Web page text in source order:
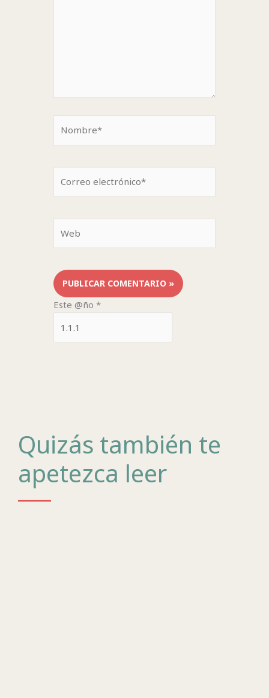
electrónico*
Este @ño *
Quizás también te
apetezca leer